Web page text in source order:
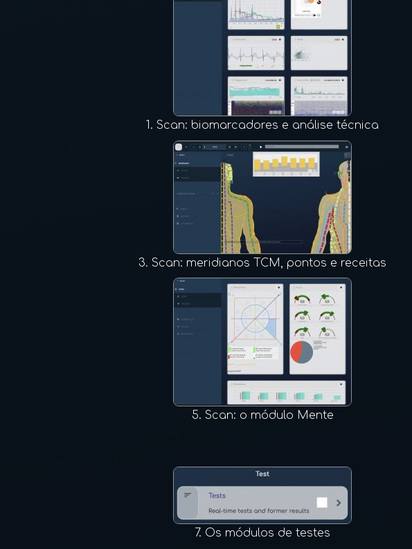
1. Scan: biomarcadores e análise técnica
3. Scan: meridianos TCM, pontos e receitas
5. Scan: o módulo Mente
7. Os módulos de testes